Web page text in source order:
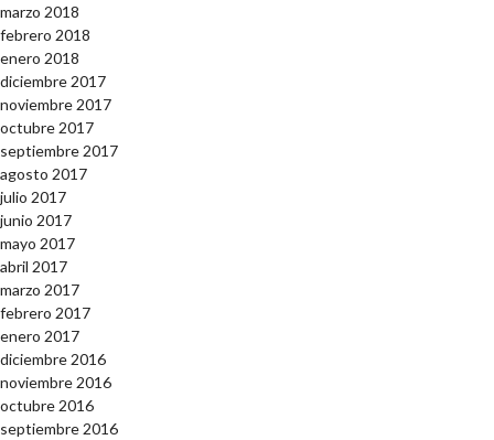
marzo 2018
febrero 2018
enero 2018
diciembre 2017
noviembre 2017
octubre 2017
septiembre 2017
agosto 2017
julio 2017
junio 2017
mayo 2017
abril 2017
marzo 2017
febrero 2017
enero 2017
diciembre 2016
noviembre 2016
octubre 2016
septiembre 2016